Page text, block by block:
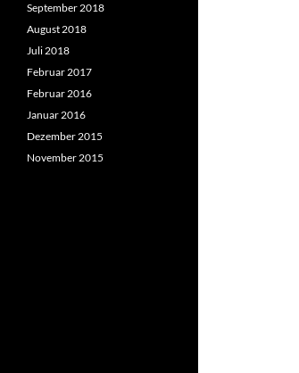
September 2018
August 2018
Juli 2018
Februar 2017
Februar 2016
Januar 2016
Dezember 2015
November 2015